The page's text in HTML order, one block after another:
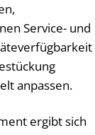
Service- und
anpassen.
ergibt sich